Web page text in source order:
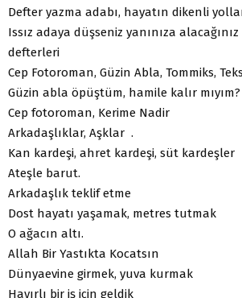
Defter yazma adabı, hayatın dikenli
Issız adaya düşseniz yanınıza
defterleri
Cep Fotoroman, Güzin Abla, Tommiks,
Güzin abla öpüştüm, hamile kalır mıyım?
Cep fotoroman, Kerime Nadir
Arkadaşlıklar, Aşklar .
Kan kardeşi, ahret kardeşi, süt kardeşler
Ateşle barut.
Arkadaşlık teklif etme
Dost hayatı yaşamak, metres tutmak
O ağacın altı.
Allah Bir Yastıkta Kocatsın
Dünyaevine girmek, yuva kurmak
Hayırlı bir iş için geldik